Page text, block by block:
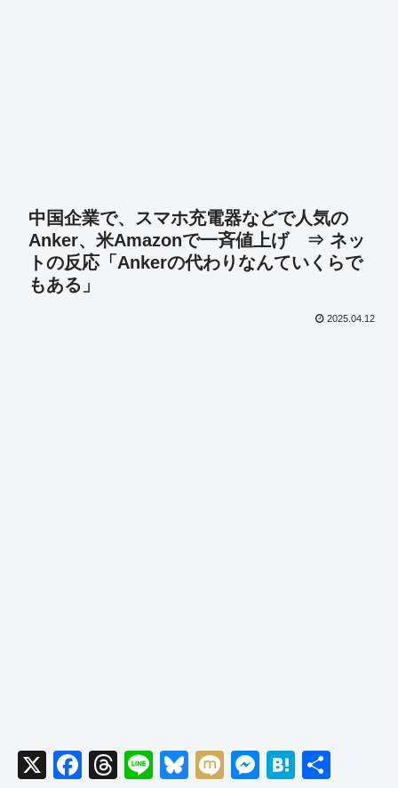
中国企業で、スマホ充電器などで人気の
Anker、米Amazonで一斉値上げ ⇒ ネッ
トの反応「Ankerの代わりなんていくらで
もある」
2025.04.12
X
F
T
Li
Bl
M
M
H